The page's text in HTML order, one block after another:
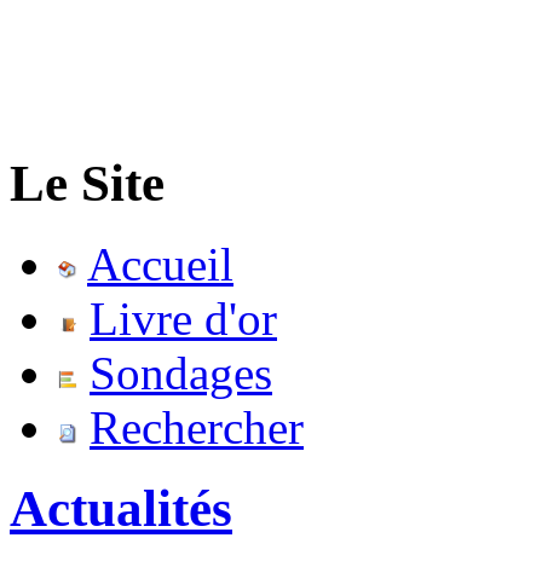
Le Site
Accueil
Livre d'or
Sondages
Rechercher
Actualités